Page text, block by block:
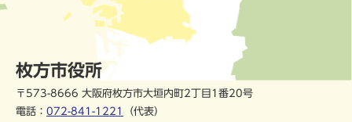
枚方市役所
〒573-8666 大阪府枚方市大垣内町2丁目1番20号
電話： 072-841-1221
（代表）